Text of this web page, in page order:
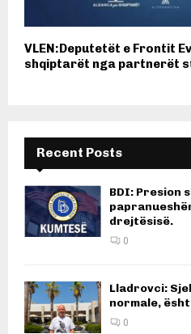
VLEN:Deputetët e Frontit
shqiptarët nga partnerët
Recent Posts
BDI: Presion
drejtësisë.
0
Lladrovci:
normale,
0